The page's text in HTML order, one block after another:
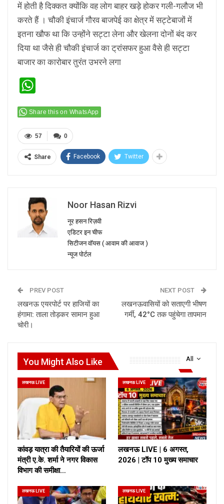
में होती है दिक्कत क्योंकि वह लोग बाहर खड़े होकर गली-गलौज भी
करते हैं । चौकी इंचार्ज गौरव बाजपेई का क्षेत्र में सट्टेबाजों में
इतना खौफ था कि उन्होंने सट्टा लेना और खेलना दोनों बंद कर
दिया था जैसे ही चौकी इंचार्ज का ट्रांसफर हुआ वैसे ही सट्टा
बाजार का कारोबार तुरंत उभरने लगा
Share this on WhatsApp
0
57
Share Facebook Twitter
Noor Hasan Rizvi
नूर हसन रिज़वी
एडिटर इन चीफ
सिटीजन वॉयस ( आवाम की आवाज )
न्यूज पोर्टल
PREV POST
लखनऊ एयरपोर्ट पर हाजियों का
हंगामा: ताला तोड़कर सामान हुआ
चोरी।
NEXT POST
लखनऊवासियों को सताएगी भीषण
गर्मी, 42°C तक पहुंचेगा तापमान
All
You Might Also Like
लखनऊ LIVE
कांवड़ यात्रा की तैयारियों की ऊर्जा
मंत्री ए.के. शर्मा ने नगर विकास
विभाग की समीक्षा…
लखनऊ LIVE
लखनऊ LIVE | 6 अगस्त,
2026 | टॉप 10 मुख्य समाचार
लखनऊ LIVE लखनऊ LIVE